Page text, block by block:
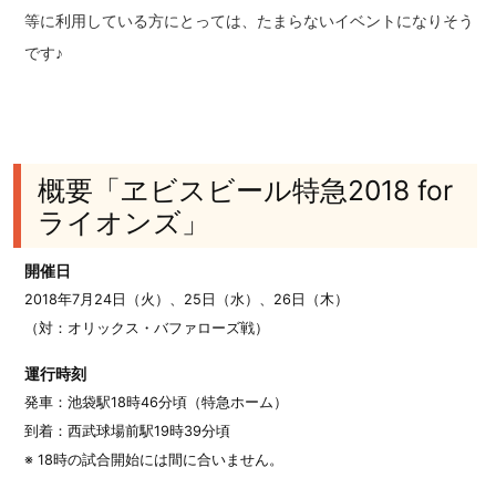
等に利用している方にとっては、たまらないイベントになりそう
です♪
概要「ヱビスビール特急2018 for
ライオンズ」
開催日
2018年7月24日（火）、25日（水）、26日（木）
（対：オリックス・バファローズ戦）
運行時刻
発車：池袋駅18時46分頃（特急ホーム）
到着：西武球場前駅19時39分頃
※ 18時の試合開始には間に合いません。